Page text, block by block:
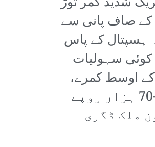
پینے کے صاف پانی سے
ہسپتال کے پاس
کوئی سہولیات
اوسط کمرے،
ایک فرد کے روزانہ کھانے، سفری اور دیگر ماہانہ اخراجات کا تخمینہ لگایا جائے تو یہ تقریباً 60-70 ہزار روپے
ملک ڈگری